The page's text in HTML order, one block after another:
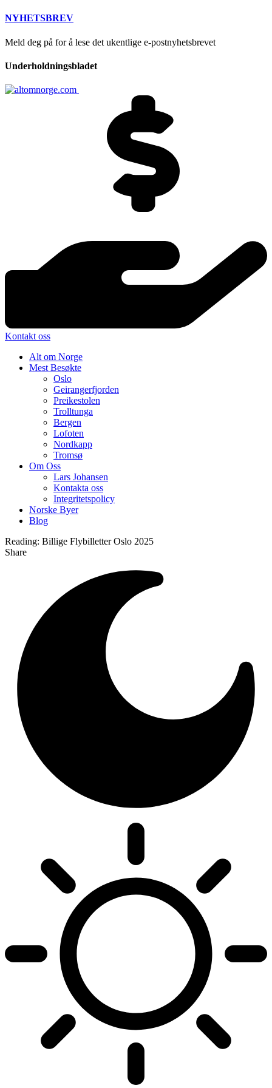
NYHETSBREV
Meld deg på for å lese det ukentlige e-postnyhetsbrevet
Underholdningsbladet
Kontakt oss
Alt om Norge
Mest Besøkte
Oslo
Geirangerfjorden
Preikestolen
Trolltunga
Bergen
Lofoten
Nordkapp
Tromsø
Om Oss
Lars Johansen
Kontakta oss
Integritetspolicy
Norske Byer
Blog
Reading: Billige Flybilletter Oslo 2025
Share